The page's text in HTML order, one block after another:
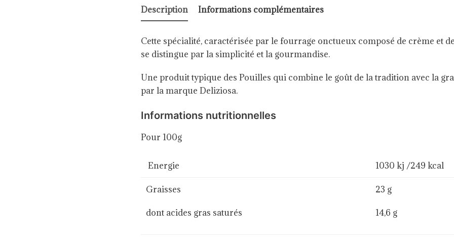
Description Informations complémentaires
Cette spécialité, caractérisée par le fourrage onctueux composé de crème et
se distingue par la simplicité et la gourmandise.
Une produit typique des Pouilles qui combine le goût de la tradition avec la
par la marque Deliziosa.
Informations nutritionnelles
Pour 100g
Energie 1030 kj /249 kcal
Graisses
dont acides gras saturés
23 g
14,6 g